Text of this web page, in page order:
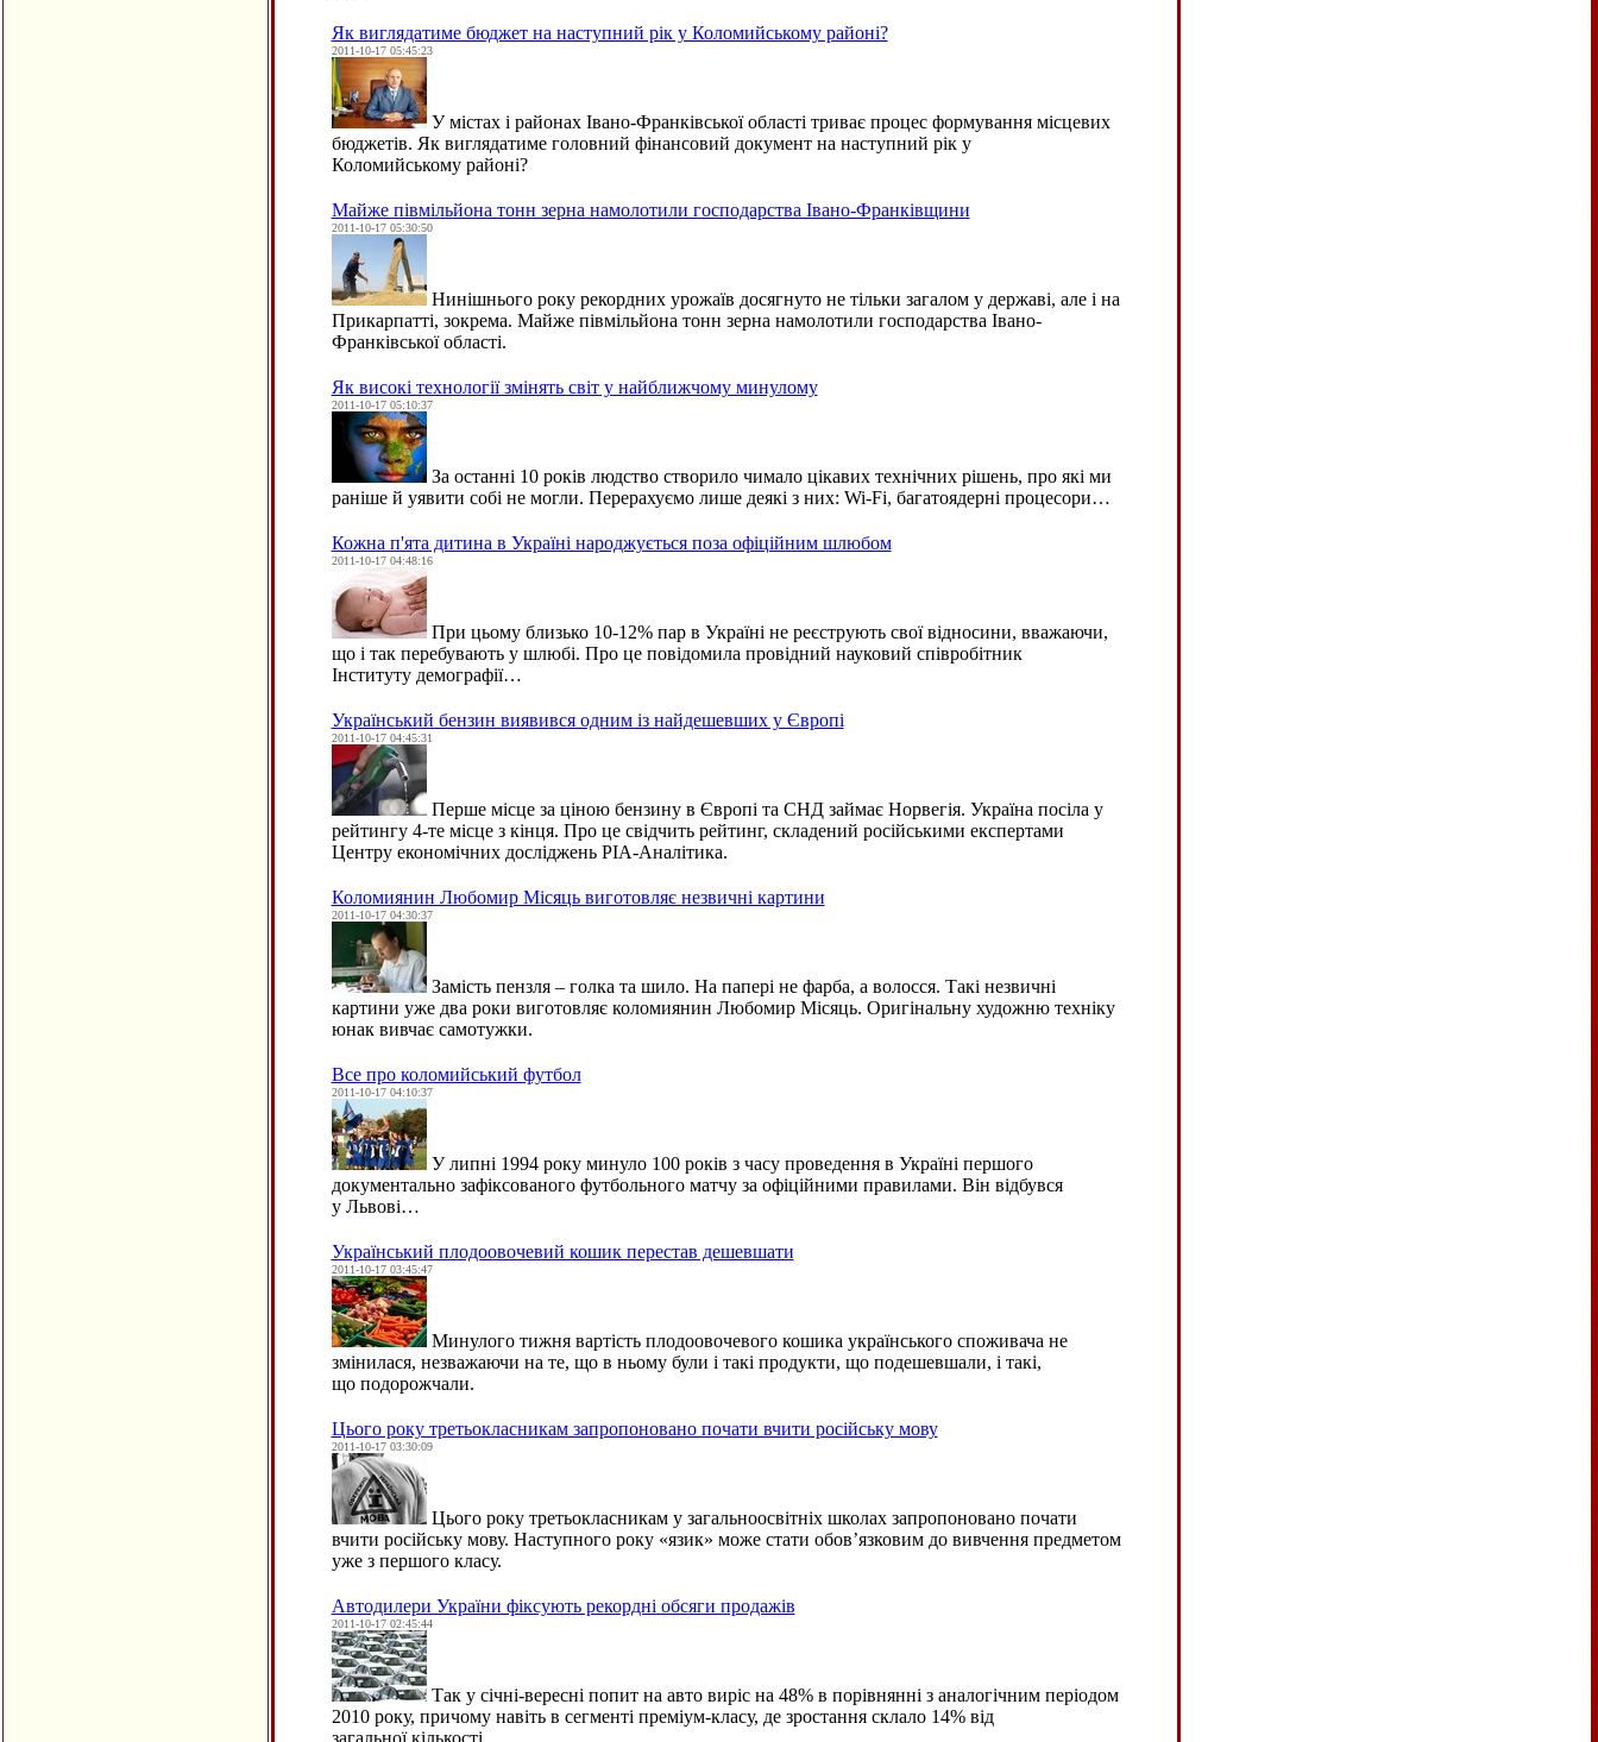
Як виглядатиме бюджет на наступний рік у Коломийському районі?
2011-10-17 05:45:23
У містах і районах Івано-Франківської області триває процес формування місцевих
бюджетів. Як виглядатиме головний фінансовий документ на наступний рік у
Коломийському районі?
Майже півмільйона тонн зерна намолотили господарства Івано-Франківщини
2011-10-17 05:30:50
Нинішнього року рекордних урожаїв досягнуто не тільки загалом у державі, але і на
Прикарпатті, зокрема. Майже півмільйона тонн зерна намолотили господарства Івано-
Франківської області.
Як високі технології змінять світ у найближчому минулому
2011-10-17 05:10:37
За останні 10 років людство створило чимало цікавих технічних рішень, про які ми
раніше й уявити собі не могли. Перерахуємо лише деякі з них: Wi-Fi, багатоядерні процесори…
Кожна п'ята дитина в Україні народжується поза офіційним шлюбом
2011-10-17 04:48:16
При цьому близько 10-12% пар в Україні не реєструють свої відносини, вважаючи,
що і так перебувають у шлюбі. Про це повідомила провідний науковий співробітник
Інституту демографії…
Український бензин виявився одним із найдешевших у Європі
2011-10-17 04:45:31
Перше місце за ціною бензину в Європі та СНД займає Норвегія. Україна посіла у
рейтингу 4-те місце з кінця. Про це свідчить рейтинг, складений російськими експертами
Центру економічних досліджень РІА-Аналітика.
Коломиянин Любомир Місяць виготовляє незвичні картини
2011-10-17 04:30:37
Замість пензля – голка та шило. На папері не фарба, а волосся. Такі незвичні
картини уже два роки виготовляє коломиянин Любомир Місяць. Оригінальну художню техніку
юнак вивчає самотужки.
Все про коломийський футбол
2011-10-17 04:10:37
У липні 1994 року минуло 100 років з часу проведення в Україні першого
документально зафіксованого футбольного матчу за офіційними правилами. Він відбувся
у Львові…
Український плодоовочевий кошик перестав дешевшати
2011-10-17 03:45:47
Минулого тижня вартість плодоовочевого кошика українського споживача не
змінилася, незважаючи на те, що в ньому були і такі продукти, що подешевшали, і такі,
що подорожчали.
Цього року третьокласникам запропоновано почати вчити російську мову
2011-10-17 03:30:09
Цього року третьокласникам у загальноосвітніх школах запропоновано почати
вчити російську мову. Наступного року «язик» може стати обов’язковим до вивчення предметом
уже з першого класу.
Автодилери України фіксують рекордні обсяги продажів
2011-10-17 02:45:44
Так у січні-вересні попит на авто виріс на 48% в порівнянні з аналогічним періодом
2010 року, причому навіть в сегменті преміум-класу, де зростання склало 14% від
загальної кількості…